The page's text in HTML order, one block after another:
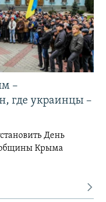
–
где украинцы –
День
Крыма